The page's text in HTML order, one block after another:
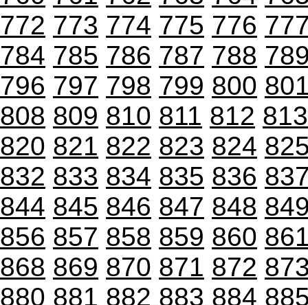
772 773 774 775 776
784 785 786 787 788
796 797 798 799 800
808 809 810 811 812 813
820 821 822 823 824
832 833 834 835 836
844 845 846 847 848
856 857 858 859 860
868 869 870 871 872
880 881 882 883 884